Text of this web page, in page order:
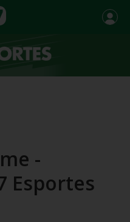
-
Esportes